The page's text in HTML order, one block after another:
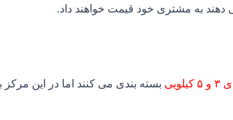
به مشتری خود قیمت خواهند داد.
بسته بندی می کنند اما در این مرکز